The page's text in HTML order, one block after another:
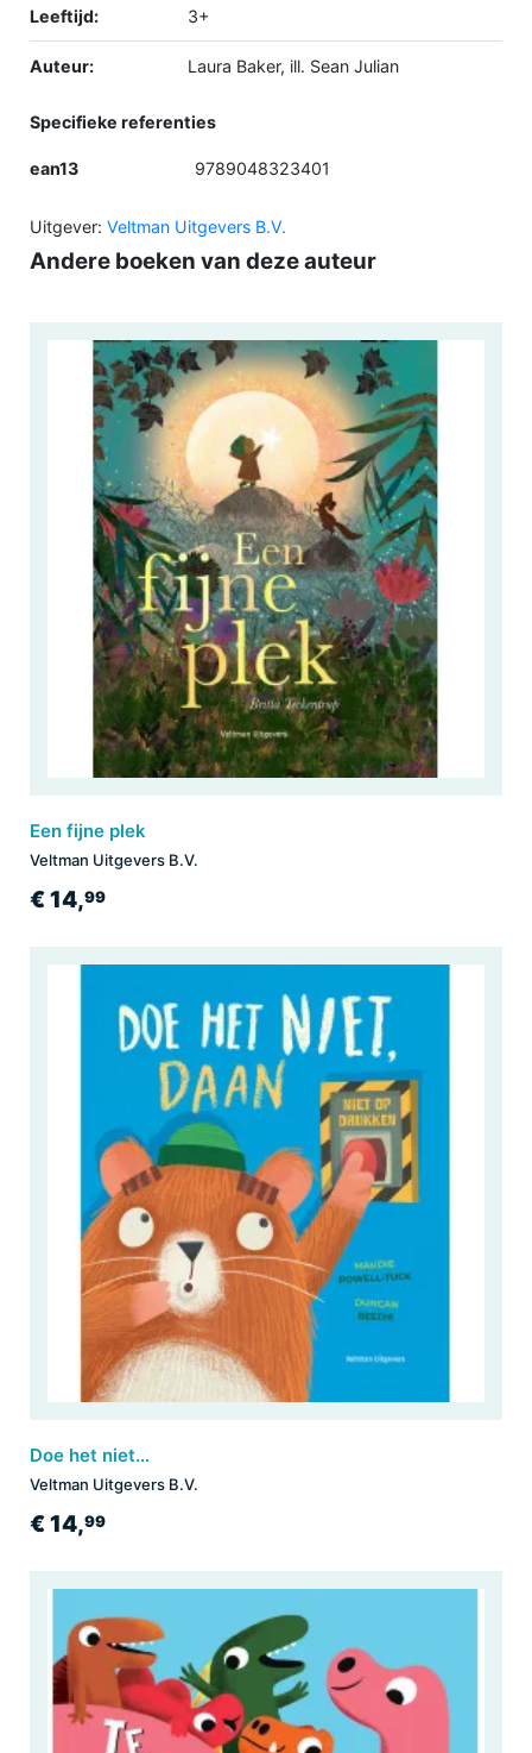
Leeftijd: 3+
Auteur: Laura Baker, ill. Sean Julian
Specifieke referenties
ean13 9789048323401
Uitgever: Veltman Uitgevers B.V.
Andere boeken van deze auteur
Een fijne plek
Veltman Uitgevers B.V.
€ 14,99
Doe het niet, Daan
Veltman Uitgevers B.V.
€ 14,99